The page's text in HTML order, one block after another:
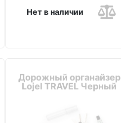
Нет в наличии
Дорожный органайзер
Lojel TRAVEL Черный